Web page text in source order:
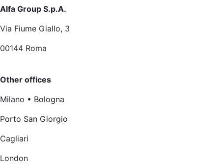
Alfa Group S.p.A.
Via Fiume Giallo, 3
00144 Roma
Other offices
Milano • Bologna
Porto San Giorgio
Cagliari
London